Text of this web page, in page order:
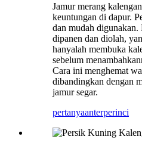
Jamur merang
keuntungan di dapur.
dan mudah
dipanen dan diolah,
hanyalah membuka
sebelum
Cara ini menghemat
dibandingkan dengan
jamur segar.
pertanyaanterperinci